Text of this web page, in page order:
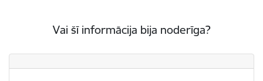
Vai šī informācija bija noderīga?
Vai šī informācija bija noderīga?